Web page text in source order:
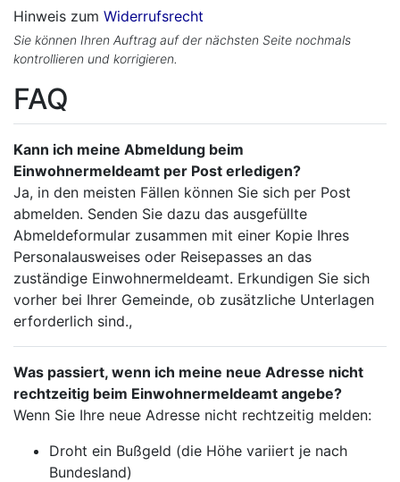
Hinweis zum Widerrufsrecht
Sie können Ihren Auftrag auf der nächsten Seite nochmals
kontrollieren und korrigieren.
FAQ
Kann ich meine Abmeldung beim
Einwohnermeldeamt per Post erledigen?
Ja, in den meisten Fällen können Sie sich per Post
abmelden. Senden Sie dazu das ausgefüllte
Abmeldeformular zusammen mit einer Kopie Ihres
Personalausweises oder Reisepasses an das
zuständige Einwohnermeldeamt. Erkundigen Sie sich
vorher bei Ihrer Gemeinde, ob zusätzliche Unterlagen
erforderlich sind.,
Was passiert, wenn ich meine neue Adresse nicht
rechtzeitig beim Einwohnermeldeamt angebe?
Wenn Sie Ihre neue Adresse nicht rechtzeitig melden:
Droht ein Bußgeld (die Höhe variiert je nach
Bundesland)